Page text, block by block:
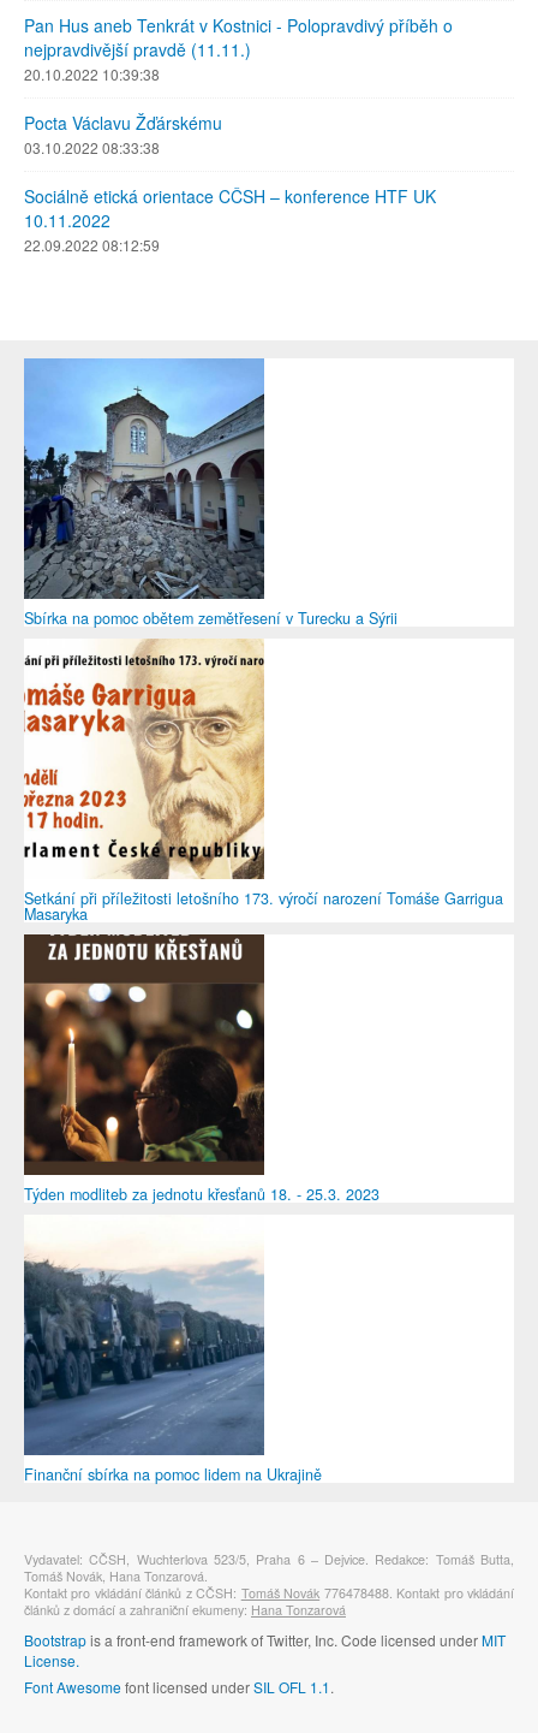
Pan Hus aneb Tenkrát v Kostnici - Polopravdivý příběh o
nejpravdivější pravdě (11.11.)
20.10.2022 10:39:38
Pocta Václavu Žďárskému
03.10.2022 08:33:38
Sociálně etická orientace CČSH – konference HTF UK
10.11.2022
22.09.2022 08:12:59
Sbírka na pomoc obětem zemětřesení v Turecku a Sýrii
Setkání při příležitosti letošního 173. výročí narození Tomáše Garrigua
Masaryka
Týden modliteb za jednotu křesťanů 18. - 25.3. 2023
Finanční sbírka na pomoc lidem na Ukrajině
Vydavatel: CČSH, Wuchterlova 523/5, Praha 6 – Dejvice. Redakce: Tomáš Butta,
Tomáš Novák, Hana Tonzarová.
Kontakt pro vkládání článků z CČSH: Tomáš Novák 776478488. Kontakt pro vkládání
článků z domácí a zahraniční ekumeny: Hana Tonzarová
Bootstrapis a front-end framework of Twitter, Inc. Code licensed underMIT
License.
Font Awesomefont licensed underSIL OFL 1.1.